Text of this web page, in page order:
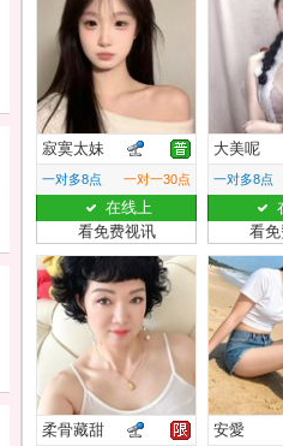
寂寞太妹
一对多8点 一对一30点
在线上
看免费视讯
大美呢
一对多8点
看
柔骨藏甜 安愛